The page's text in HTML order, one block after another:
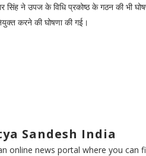
सिंह ने उपज के विधि प्रकोष्ठ के गठन की भी
करने की घोषणा की गई।
Sandesh India
online news portal where you